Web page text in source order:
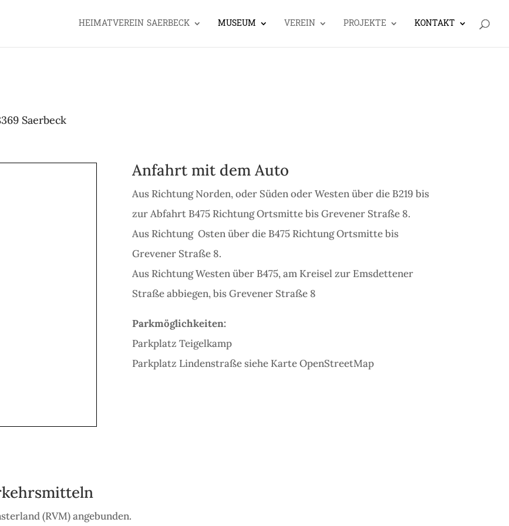
HEIMATVEREIN SAERBECK MUSEUM VEREIN PROJEKTE KONTAKT
Saerbeck
Anfahrt mit dem Auto
Aus Richtung Norden, oder Süden oder Westen über die B219 bis
zur Abfahrt B475 Richtung Ortsmitte bis Grevener Straße 8.
Aus Richtung Osten über die B475 Richtung Ortsmitte bis
Grevener Straße 8.
Aus Richtung Westen über B475, am Kreisel zur Emsdettener
Straße abbiegen, bis Grevener Straße 8
Parkmöglichkeiten:
Parkplatz Teigelkamp
Parkplatz Lindenstraße siehe Karte OpenStreetMap
(RVM) angebunden.